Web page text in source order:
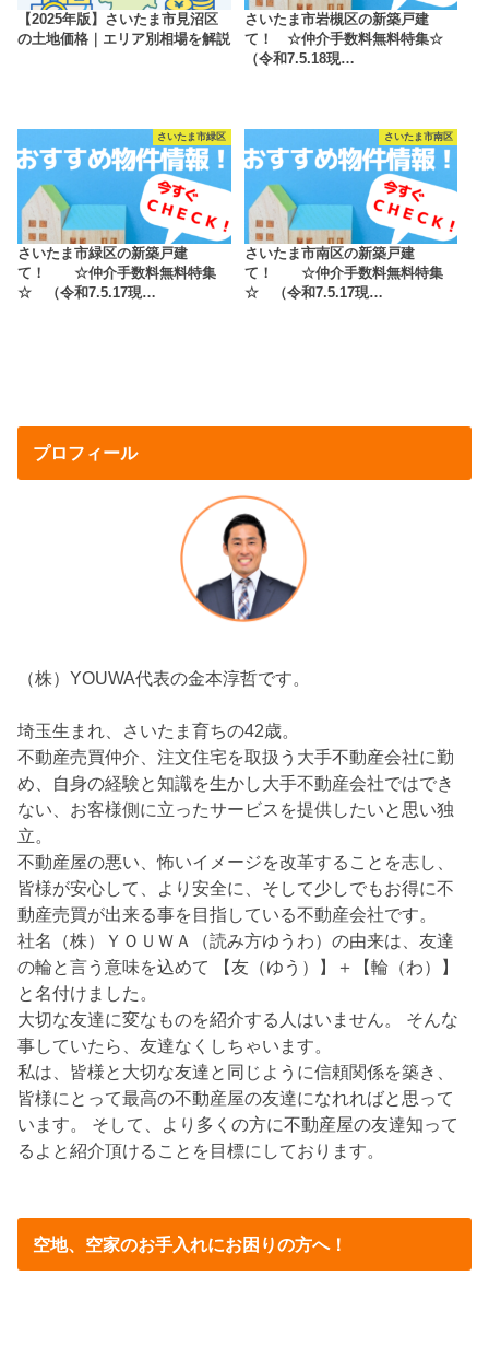
【2025年版】さいたま市見沼区
の土地価格｜エリア別相場を解説
さいたま市岩槻区の新築戸建
て！ ☆仲介手数料無料特集☆
（令和7.5.18現…
さいたま市緑区
さいたま市緑区の新築戸建
て！ ☆仲介手数料無料特集
☆ （令和7.5.17現…
さいたま市南区
さいたま市南区の新築戸建
て！ ☆仲介手数料無料特集
☆ （令和7.5.17現…
プロフィール
（株）YOUWA代表の金本淳哲です。
埼玉生まれ、さいたま育ちの42歳。
不動産売買仲介、注文住宅を取扱う大手不動産会社に勤
め、自身の経験と知識を生かし大手不動産会社ではでき
ない、お客様側に立ったサービスを提供したいと思い独
立。
不動産屋の悪い、怖いイメージを改革することを志し、
皆様が安心して、より安全に、そして少しでもお得に不
動産売買が出来る事を目指している不動産会社です。
社名（株）ＹＯＵＷＡ（読み方ゆうわ）の由来は、友達
の輪と言う意味を込めて 【友（ゆう）】＋【輪（わ）】
と名付けました。
大切な友達に変なものを紹介する人はいません。 そんな
事していたら、友達なくしちゃいます。
私は、皆様と大切な友達と同じように信頼関係を築き、
皆様にとって最高の不動産屋の友達になれればと思って
います。 そして、より多くの方に不動産屋の友達知って
るよと紹介頂けることを目標にしております。
空地、空家のお手入れにお困りの方へ！